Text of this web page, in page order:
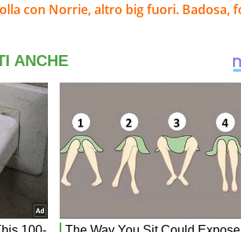
con Norrie, altro big fuori. Badosa,